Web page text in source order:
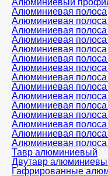
Алюминиевая полоса
Алюминиевая
Алюминиевая
Алюминиевая
Алюминиевая
Алюминиевая
Алюминиевая
Алюминиевая
Алюминиевая
Алюминиевая
Алюминиевая
Алюминиевая
Алюминиевая
Алюминиевая
Алюминиевая
Тавр алюминиевый
Двутавр
Гафрированные